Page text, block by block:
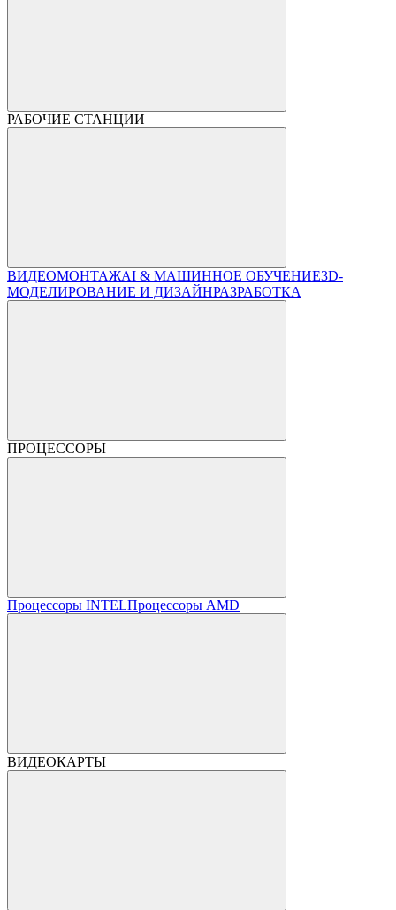
РАБОЧИЕ СТАНЦИИ
ВИДЕОМОНТАЖAI & МАШИННОЕ ОБУЧЕНИЕ3D-
МОДЕЛИРОВАНИЕ И ДИЗАЙНРАЗРАБОТКА
ПРОЦЕССОРЫ
Процессоры INTELПроцессоры AMD
ВИДЕОКАРТЫ